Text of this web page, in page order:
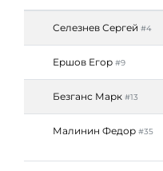
Селезнев Сергей #4
Ершов Егор #9
Безганс Марк #13
Малинин Федор #35